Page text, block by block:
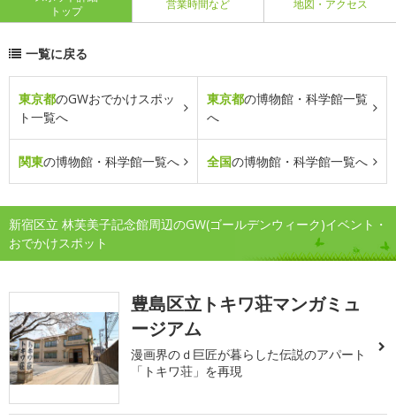
トップ
営業時間など 地図・アクセス
一覧に戻る
東京都のGWおでかけスポッ
ト一覧へ
東京都の博物館・科学館一覧
へ
関東の博物館・科学館一覧へ 全国の博物館・科学館一覧へ
新宿区立 林芙美子記念館周辺のGW(ゴールデンウィーク)イベント・
おでかけスポット
豊島区立トキワ荘マンガミュ
ージアム
漫画界のｄ巨匠が暮らした伝説のアパート
「トキワ荘」を再現